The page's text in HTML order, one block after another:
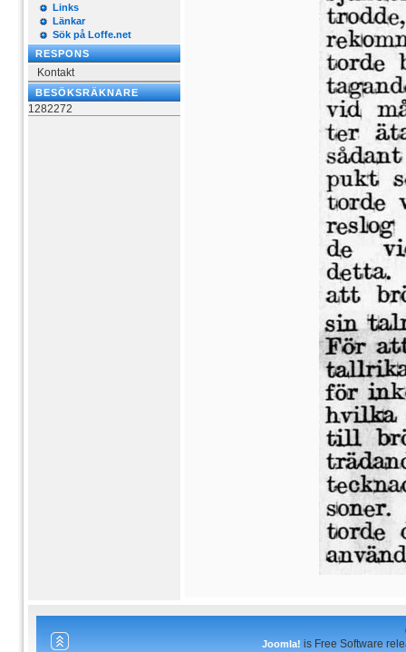
Links
Länkar
Sök på Loffe.net
RESPONS
Kontakt
BESÖKSRÄKNARE
1282272
Joomla! is Free Software